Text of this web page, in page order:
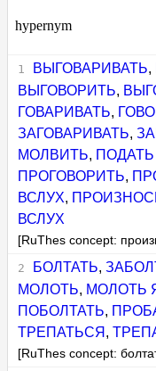
hypernym
ВЫГОВАРИВАТЬ,
ВЫГОВОРИТЬ,
ГОВАРИВАТЬ,
ЗАГОВАРИВАТЬ,
МОЛВИТЬ,
ПРОГОВОРИТЬ,
ВСЛУХ,
ВСЛУХ
[RuThes concept:
БОЛТАТЬ,
МОЛОТЬ, МОЛОТЬ
ПОБОЛТАТЬ,
ТРЕПАТЬСЯ ,
[RuThes concept: